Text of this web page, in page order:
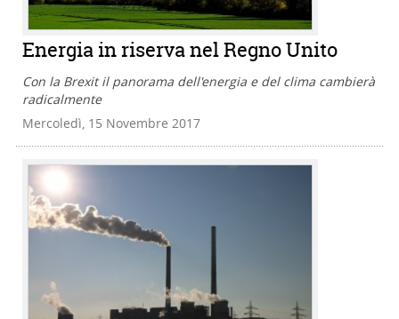
Energia in riserva nel Regno Unito
Con la Brexit il panorama dell'energia e del clima cambierà
radicalmente
Mercoledì, 15 Novembre 2017